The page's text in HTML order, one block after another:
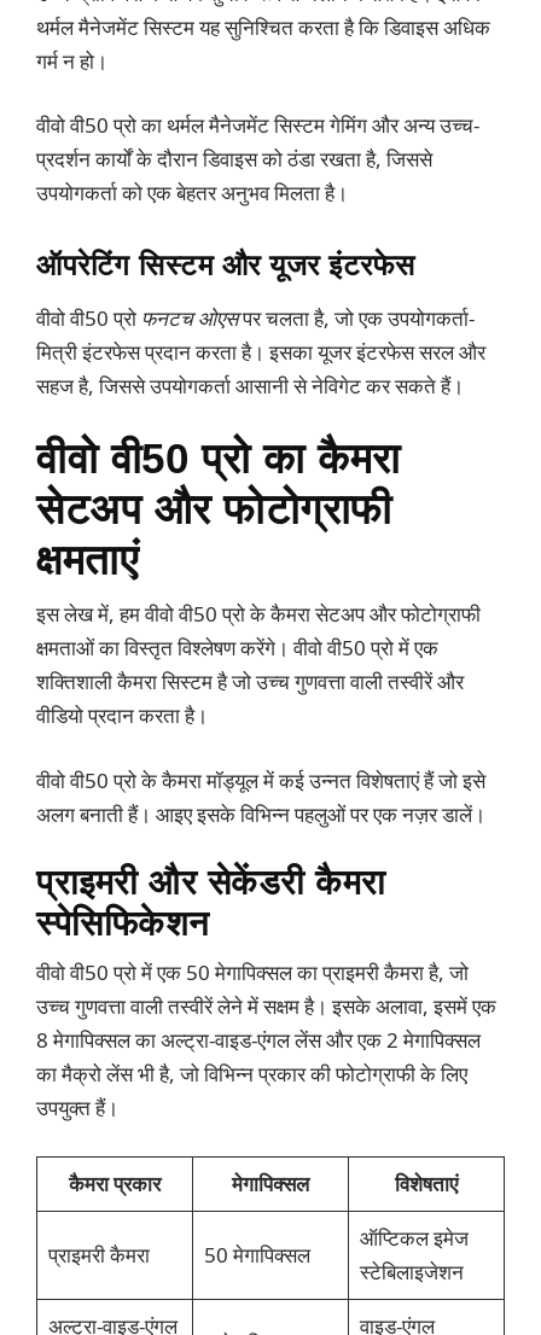
थर्मल मैनेजमेंट सिस्टम यह सुनिश्चित करता है कि डिवाइस अधिक
गर्म न हो।
वीवो वी50 प्रो का थर्मल मैनेजमेंट सिस्टम गेमिंग और अन्य उच्च-
प्रदर्शन कार्यों के दौरान डिवाइस को ठंडा रखता है, जिससे
उपयोगकर्ता को एक बेहतर अनुभव मिलता है।
ऑपरेटिंग सिस्टम और यूजर इंटरफेस
वीवो वी50 प्रो फनटच ओएसपर चलता है, जो एक उपयोगकर्ता-
मित्री इंटरफेस प्रदान करता है। इसका यूजर इंटरफेस सरल और
सहज है, जिससे उपयोगकर्ता आसानी से नेविगेट कर सकते हैं।
वीवो वी50 प्रो का कैमरा
सेटअप और फोटोग्राफी
क्षमताएं
इस लेख में, हम वीवो वी50 प्रो के कैमरा सेटअप और फोटोग्राफी
क्षमताओं का विस्तृत विश्लेषण करेंगे। वीवो वी50 प्रो में एक
शक्तिशाली कैमरा सिस्टम है जो उच्च गुणवत्ता वाली तस्वीरें और
वीडियो प्रदान करता है।
वीवो वी50 प्रो के कैमरा मॉड्यूल में कई उन्नत विशेषताएं हैं जो इसे
अलग बनाती हैं। आइए इसके विभिन्न पहलुओं पर एक नज़र डालें।
प्राइमरी और सेकेंडरी कैमरा
स्पेसिफिकेशन
वीवो वी50 प्रो में एक 50 मेगापिक्सल का प्राइमरी कैमरा है, जो
उच्च गुणवत्ता वाली तस्वीरें लेने में सक्षम है। इसके अलावा, इसमें एक
8 मेगापिक्सल का अल्ट्रा-वाइड-एंगल लेंस और एक 2 मेगापिक्सल
का मैक्रो लेंस भी है, जो विभिन्न प्रकार की फोटोग्राफी के लिए
उपयुक्त हैं।
कैमरा प्रकार मेगापिक्सल विशेषताएं
प्राइमरी कैमरा 50 मेगापिक्सल
ऑप्टिकल इमेज
स्टेबिलाइजेशन
अल्ट्रा-वाइड-एंगल
वाइड-एंगल